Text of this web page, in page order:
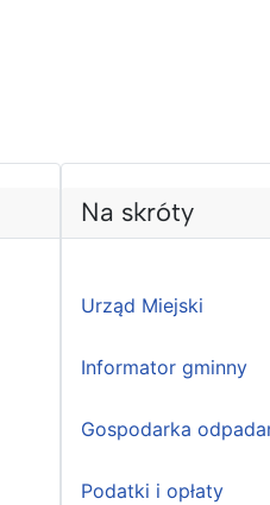
Na skróty
Urząd Miejski
Informator gminny
Gospodarka
Podatki i opłaty